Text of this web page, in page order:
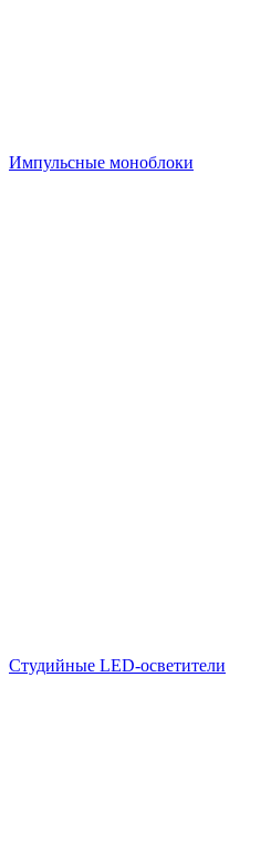
Импульсные моноблоки
Студийные LED-осветители